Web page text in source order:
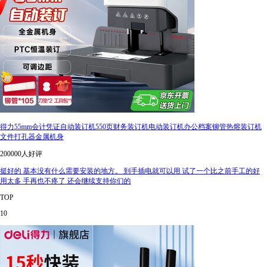
得力55mm会计凭证自动装订机550页财务装订机电动装订机办公档案铆管热熔装订机
文件打孔器金属机身
200000人好评
挺好的 基本没有什么需要安装的地方。 到手插电就可以用 试了一个比之前手工的好
用太多 手再也不疼了 还会继续支持你们的
TOP
10